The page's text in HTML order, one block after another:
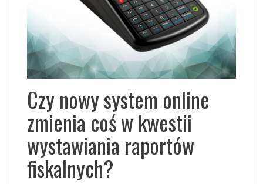
Czy nowy system online
zmienia coś w kwestii
wystawiania raportów
fiskalnych?